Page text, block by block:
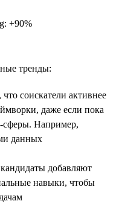
+90%
тренды:
соискатели активнее
даже если пока
сферы. Например,
данных
добавляют
навыки, чтобы